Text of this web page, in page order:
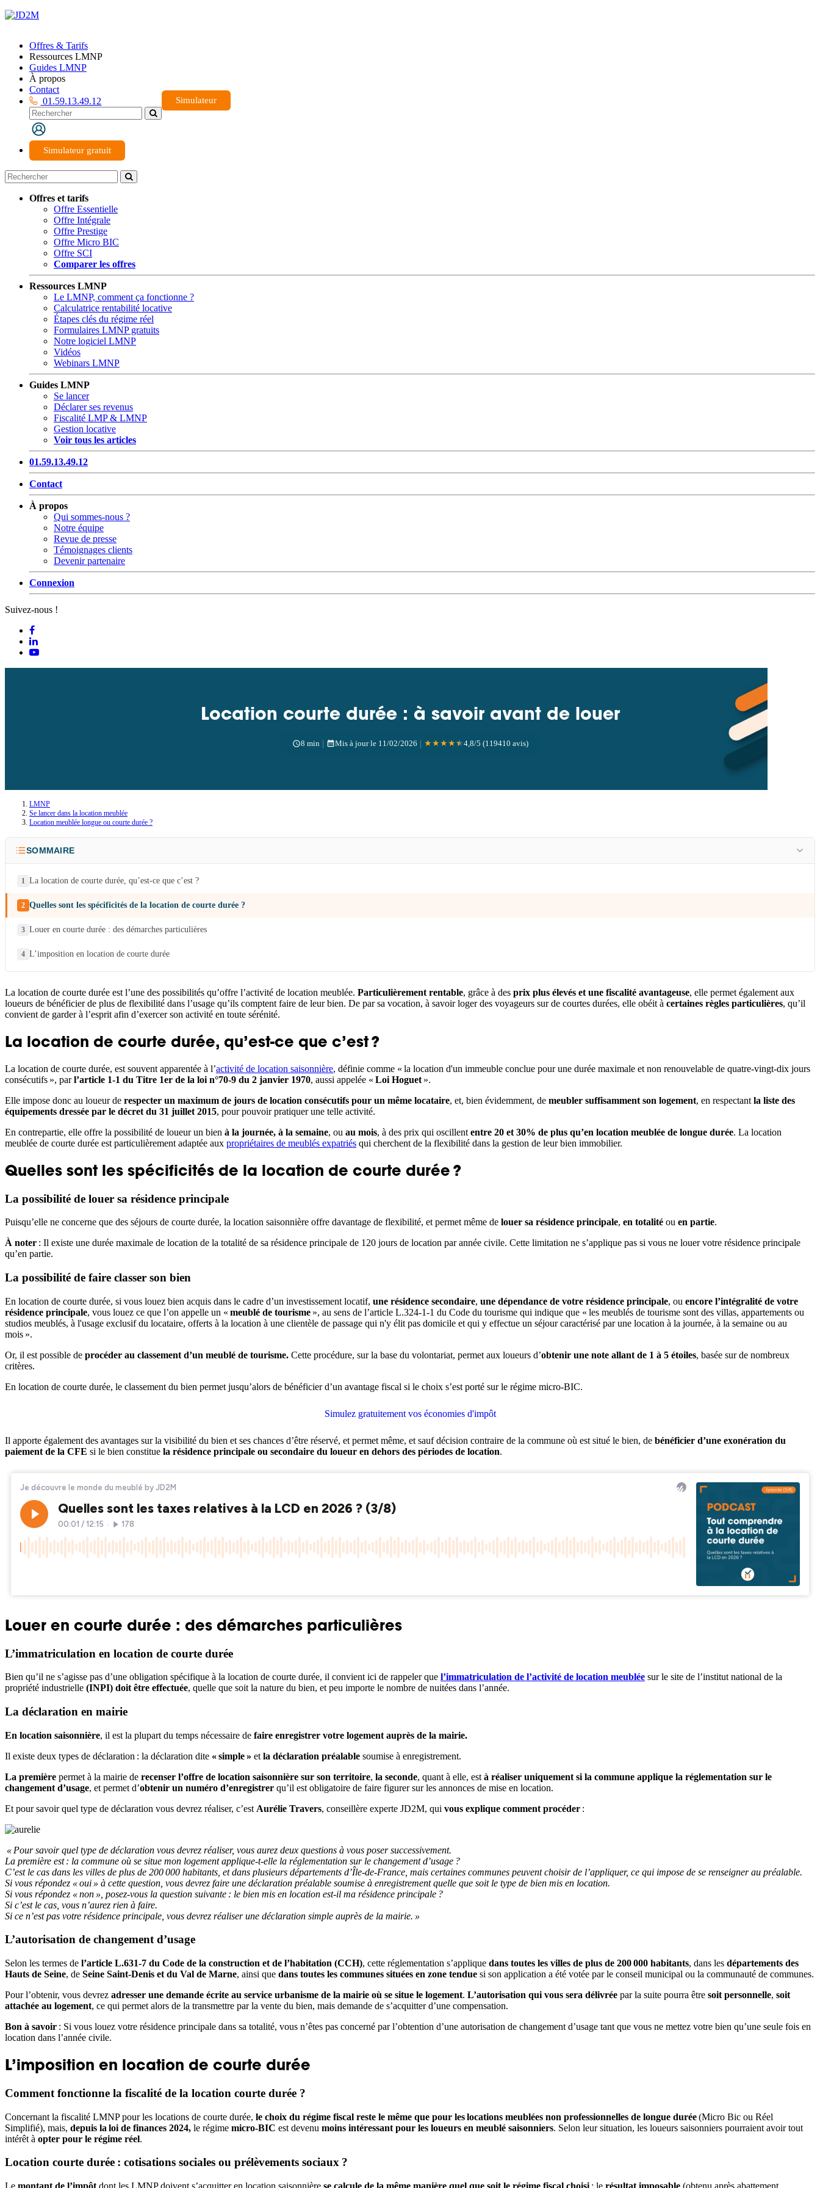
Offres & Tarifs
Ressources LMNP
Guides LMNP
À propos
Contact
01.59.13.49.12
Simulateur gratuit
Simulateur
Offres et tarifs
Offre Essentielle
Offre Intégrale
Offre Prestige
Offre Micro BIC
Offre SCI
Comparer les offres
Ressources LMNP
Le LMNP, comment ça fonctionne ?
Calculatrice rentabilité locative
Étapes clés du régime réel
Formulaires LMNP gratuits
Notre logiciel LMNP
Vidéos
Webinars LMNP
Guides LMNP
Se lancer
Déclarer ses revenus
Fiscalité LMP & LMNP
Gestion locative
Voir tous les articles
01.59.13.49.12
Contact
À propos
Qui sommes-nous ?
Notre équipe
Revue de presse
Témoignages clients
Devenir partenaire
Connexion
Suivez-nous !
Location courte durée : à savoir avant de louer
8 min | Mis à jour le 11/02/2026 | ★★★★★4,8/5 (119410 avis)
LMNP
Se lancer dans la location meublée
Location meublée longue ou courte durée ?
SOMMAIRE
La location de courte durée, qu’est-ce que c’est ?
Quelles sont les spécificités de la location de courte durée ?
Louer en courte durée : des démarches particulières
L’imposition en location de courte durée
La location de courte durée est l’une des possibilités qu’offre l’activité de location meublée. Particulièrement rentable, grâce à des prix plus élevés et une fiscalité avantageuse, elle permet également aux
loueurs de bénéficier de plus de flexibilité dans l’usage qu’ils comptent faire de leur bien. De par sa vocation, à savoir loger des voyageurs sur de courtes durées, elle obéit à certaines règles particulières, qu’il
convient de garder à l’esprit afin d’exercer son activité en toute sérénité.
La location de courte durée, qu’est-ce que c’est ?
La location de courte durée, est souvent apparentée à l’activité de location saisonnière, définie comme « la location d'un immeuble conclue pour une durée maximale et non renouvelable de quatre-vingt-dix jours
consécutifs », parl’article 1-1 du Titre 1er de la loi n°70-9 du 2 janvier 1970, aussi appelée « Loi Hoguet ».
Elle impose donc au loueur de respecter un maximum de jours de location consécutifs pour un même locataire, et, bien évidemment, de meubler suffisamment son logement, en respectant la liste des
équipements dressée par le décret du 31 juillet 2015, pour pouvoir pratiquer une telle activité.
En contrepartie, elle offre la possibilité de loueur un bien à la journée, à la semaine, ou au mois, à des prix qui oscillent entre 20 et 30% de plus qu’en location meublée de longue durée. La location
meublée de courte durée est particulièrement adaptée aux propriétaires de meublés expatriés qui cherchent de la flexibilité dans la gestion de leur bien immobilier.
Quelles sont les spécificités de la location de courte durée ?
La possibilité de louer sa résidence principale
Puisqu’elle ne concerne que des séjours de courte durée, la location saisonnière offre davantage de flexibilité, et permet même de louer sa résidence principale, en totalité ou en partie.
À noter : Il existe une durée maximale de location de la totalité de sa résidence principale de 120 jours de location par année civile. Cette limitation ne s’applique pas si vous ne louer votre résidence principale
qu’en partie.
La possibilité de faire classer son bien
En location de courte durée, si vous louez bien acquis dans le cadre d’un investissement locatif, une résidence secondaire, une dépendance de votre résidence principale, ou encore l’intégralité de votre
résidence principale, vous louez ce que l’on appelle un « meublé de tourisme », au sens de l’article L.324-1-1 du Code du tourisme qui indique que « les meublés de tourisme sont des villas, appartements ou
studios meublés, à l'usage exclusif du locataire, offerts à la location à une clientèle de passage qui n'y élit pas domicile et qui y effectue un séjour caractérisé par une location à la journée, à la semaine ou au
mois ».
Or, il est possible de procéder au classement d’un meublé de tourisme. Cette procédure, sur la base du volontariat, permet aux loueurs d’obtenir une note allant de 1 à 5 étoiles, basée sur de nombreux
critères.
En location de courte durée, le classement du bien permet jusqu’alors de bénéficier d’un avantage fiscal si le choix s’est porté sur le régime micro-BIC.
Simulez gratuitement vos économies d'impôt
Il apporte également des avantages sur la visibilité du bien et ses chances d’être réservé, et permet même, et sauf décision contraire de la commune où est situé le bien, de bénéficier d’une exonération du
paiement de la CFE si le bien constitue la résidence principale ou secondaire du loueur en dehors des périodes de location.
Louer en courte durée : des démarches particulières
L’immatriculation en location de courte durée
Bien qu’il ne s’agisse pas d’une obligation spécifique à la location de courte durée, il convient ici de rappeler que l’immatriculation de l’activité de location meublée sur le site de l’institut national de la
propriété industrielle (INPI) doit être effectuée, quelle que soit la nature du bien, et peu importe le nombre de nuitées dans l’année.
La déclaration en mairie
En location saisonnière, il est la plupart du temps nécessaire de faire enregistrer votre logement auprès de la mairie.
Il existe deux types de déclaration : la déclaration dite « simple » et la déclaration préalable soumise à enregistrement.
La première permet à la mairie de recenser l’offre de location saisonnière sur son territoire, la seconde, quant à elle, est à réaliser uniquement si la commune applique la réglementation sur le
changement d’usage, et permet d’obtenir un numéro d’enregistrer qu’il est obligatoire de faire figurer sur les annonces de mise en location.
Et pour savoir quel type de déclaration vous devrez réaliser, c’est Aurélie Travers, conseillère experte JD2M, qui vous explique comment procéder :
« Pour savoir quel type de déclaration vous devrez réaliser, vous aurez deux questions à vous poser successivement.
La première est : la commune où se situe mon logement applique-t-elle la réglementation sur le changement d’usage ?
C’est le cas dans les villes de plus de 200 000 habitants, et dans plusieurs départements d’Île-de-France, mais certaines communes peuvent choisir de l’appliquer, ce qui impose de se renseigner au préalable.
Si vous répondez « oui » à cette question, vous devrez faire une déclaration préalable soumise à enregistrement quelle que soit le type de bien mis en location.
Si vous répondez « non », posez-vous la question suivante : le bien mis en location est-il ma résidence principale ?
Si c’est le cas, vous n’aurez rien à faire.
Si ce n’est pas votre résidence principale, vous devrez réaliser une déclaration simple auprès de la mairie. »
L’autorisation de changement d’usage
Selon les termes de l’article L.631-7 du Code de la construction et de l’habitation (CCH), cette réglementation s’applique dans toutes les villes de plus de 200 000 habitants, dans les départements des
Hauts de Seine, de Seine Saint-Denis et du Val de Marne, ainsi que dans toutes les communes situées en zone tendue si son application a été votée par le conseil municipal ou la communauté de communes.
Pour l’obtenir, vous devrez adresser une demande écrite au service urbanisme de la mairie où se situe le logement. L’autorisation qui vous sera délivrée par la suite pourra être soit personnelle, soit
attachée au logement, ce qui permet alors de la transmettre par la vente du bien, mais demande de s’acquitter d’une compensation.
Bon à savoir : Si vous louez votre résidence principale dans sa totalité, vous n’êtes pas concerné par l’obtention d’une autorisation de changement d’usage tant que vous ne mettez votre bien qu’une seule fois en
location dans l’année civile.
L’imposition en location de courte durée
Comment fonctionne la fiscalité de la location courte durée ?
Concernant la fiscalité LMNP pour les locations de courte durée, le choix du régime fiscal reste le même que pour les locations meublées non professionnelles de longue durée(Micro Bic ou Réel
Simplifié), mais, depuis la loi de finances 2024, le régime micro-BIC est devenu moins intéressant pour les loueurs en meublé saisonniers. Selon leur situation, les loueurs saisonniers pourraient avoir tout
intérêt à opter pour le régime réel.
Location courte durée : cotisations sociales ou prélèvements sociaux ?